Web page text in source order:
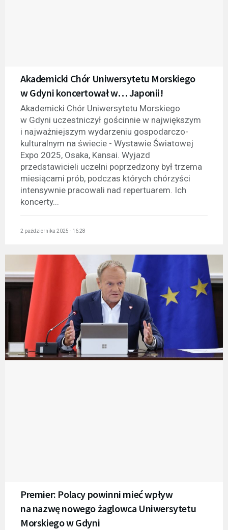
Akademicki Chór Uniwersytetu Morskiego
w Gdyni koncertował w… Japonii!
Akademicki Chór Uniwersytetu Morskiego
w Gdyni uczestniczył gościnnie w największym
i najważniejszym wydarzeniu gospodarczo-
kulturalnym na świecie - Wystawie Światowej
Expo 2025, Osaka, Kansai. Wyjazd
przedstawicieli uczelni poprzedzony był trzema
miesiącami prób, podczas których chórzyści
intensywnie pracowali nad repertuarem. Ich
koncerty...
2 października 2025 - 16:28
Premier: Polacy powinni mieć wpływ
na nazwę nowego żaglowca Uniwersytetu
Morskiego w Gdyni